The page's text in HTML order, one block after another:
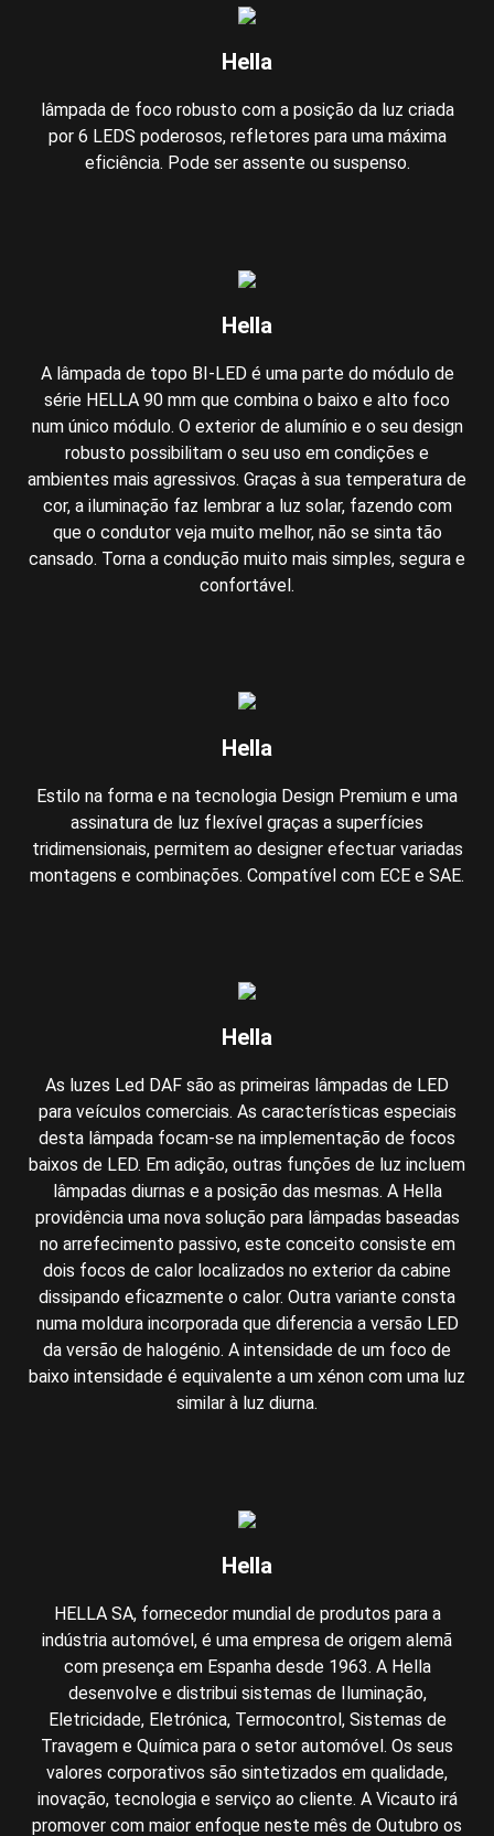
Hella
lâmpada de foco robusto com a posição da luz criada
por 6 LEDS poderosos, refletores para uma máxima
eficiência. Pode ser assente ou suspenso.
Hella
A lâmpada de topo BI-LED é uma parte do módulo de
série HELLA 90 mm que combina o baixo e alto foco
num único módulo. O exterior de alumínio e o seu design
robusto possibilitam o seu uso em condições e
ambientes mais agressivos. Graças à sua temperatura de
cor, a iluminação faz lembrar a luz solar, fazendo com
que o condutor veja muito melhor, não se sinta tão
cansado. Torna a condução muito mais simples, segura e
confortável.
Hella
Estilo na forma e na tecnologia Design Premium e uma
assinatura de luz flexível graças a superfícies
tridimensionais, permitem ao designer efectuar variadas
montagens e combinações. Compatível com ECE e SAE.
Hella
As luzes Led DAF são as primeiras lâmpadas de LED
para veículos comerciais. As características especiais
desta lâmpada focam-se na implementação de focos
baixos de LED. Em adição, outras funções de luz incluem
lâmpadas diurnas e a posição das mesmas. A Hella
providência uma nova solução para lâmpadas baseadas
no arrefecimento passivo, este conceito consiste em
dois focos de calor localizados no exterior da cabine
dissipando eficazmente o calor. Outra variante consta
numa moldura incorporada que diferencia a versão LED
da versão de halogénio. A intensidade de um foco de
baixo intensidade é equivalente a um xénon com uma luz
similar à luz diurna.
Hella
HELLA SA, fornecedor mundial de produtos para a
indústria automóvel, é uma empresa de origem alemã
com presença em Espanha desde 1963. A Hella
desenvolve e distribui sistemas de Iluminação,
Eletricidade, Eletrónica, Termocontrol, Sistemas de
Travagem e Química para o setor automóvel. Os seus
valores corporativos são sintetizados em qualidade,
inovação, tecnologia e serviço ao cliente. A Vicauto irá
promover com maior enfoque neste mês de Outubro os